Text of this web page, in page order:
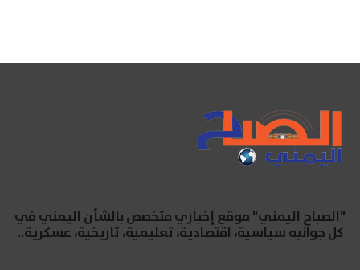
"الصباح اليمني" موقع إخباري متخصص بالشأن اليمني في
كل جوانبه سياسية، اقتصادية، تعليمية، تاريخية، عسكرية..